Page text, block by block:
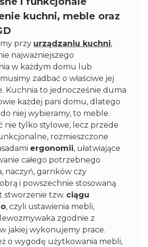
kuchni, meble oraz
przy urządzaniu kuchni,
najważniejszego
w każdym domu lub
zadbać o właściwe jej
Kuchnia to jednocześnie duma
każdej pani domu, dlatego
niej wybieramy, to meble.
nie tylko stylowe, lecz przede
rozmieszczone
ergonomii, ułatwiające
całego potrzebnego
naczyń, garnków czy
i powszechnie stosowaną
stworzenie tzw. ciągu
, czyli ustawienia mebli,
zgodnie z
jakiej wykonujemy prace.
o wygodę użytkowania mebli,